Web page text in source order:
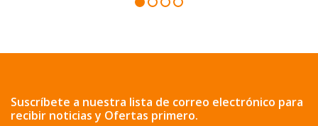
Suscríbete a nuestra lista de correo electrónico para
recibir noticias y Ofertas primero.